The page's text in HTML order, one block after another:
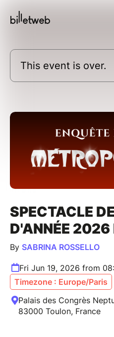
This event is over.
SPECTACLE
D'ANNÉE 2026
By SABRINA ROSSELLO
Fri Jun 19, 2026 from
Timezone : Europe/Paris
Palais des Congrès
83000 Toulon, France